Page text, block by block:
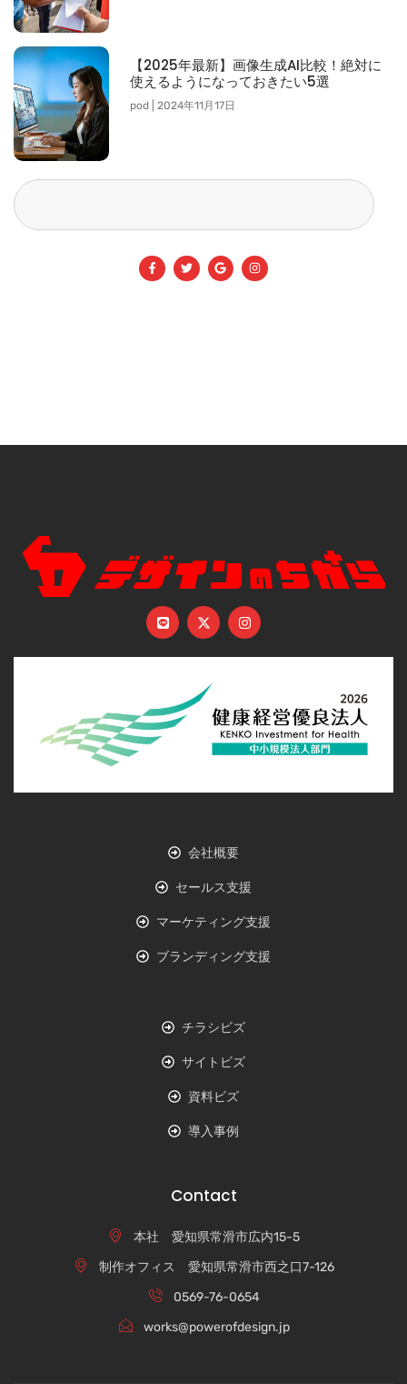
【2025年最新】画像生成AI比較！絶対に
使えるようになっておきたい5選
pod 2024年11月17日
会社概要
セールス支援
マーケティング支援
ブランディング支援
チラシビズ
サイトビズ
資料ビズ
導入事例
Contact
本社 愛知県常滑市広内15-5
制作オフィス 愛知県常滑市西之口7-126
0569-76-0654
works@powerofdesign.jp